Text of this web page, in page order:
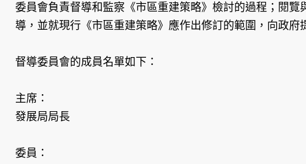
委員會負責督導和監察《市區重建策略》檢討的過程；閱
導，並就現行《市區重建策略》應作出修訂的範圍，向政府
督導委員會的成員名單如下：
主席：
發展局局長
委員：